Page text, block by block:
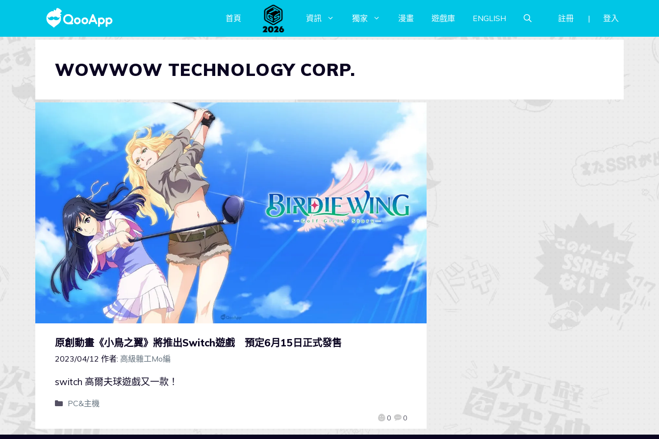
首頁 資訊 獨家 漫畫 遊戲庫 ENGLISH 註冊 登入
WOWWOW TECHNOLOGY CORP.
原創動畫《小鳥之翼》將推出Switch遊戲 預定6月15日正式發售
2023/04/12 作者: 高級雜工Mo編
0 0
switch 高爾夫球遊戲又一款！
PC&主機